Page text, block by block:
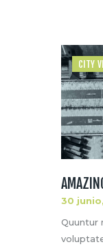
CITY
30
Quuntur